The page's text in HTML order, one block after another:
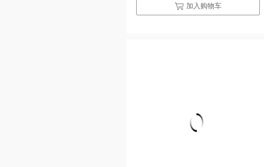
加入购物车